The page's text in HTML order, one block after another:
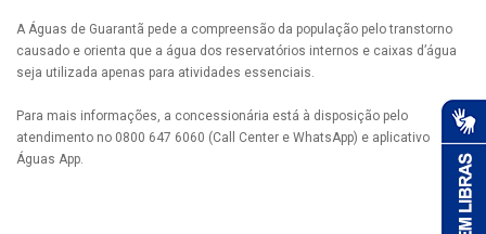
A Águas de Guarantã pede a compreensão da população pelo transtorno
causado e orienta que a água dos reservatórios internos e caixas d’água
seja utilizada apenas para atividades essenciais.
Para mais informações, a concessionária está à disposição pelo
atendimento no 0800 647 6060 (Call Center e WhatsApp) e aplicativo
Águas App.